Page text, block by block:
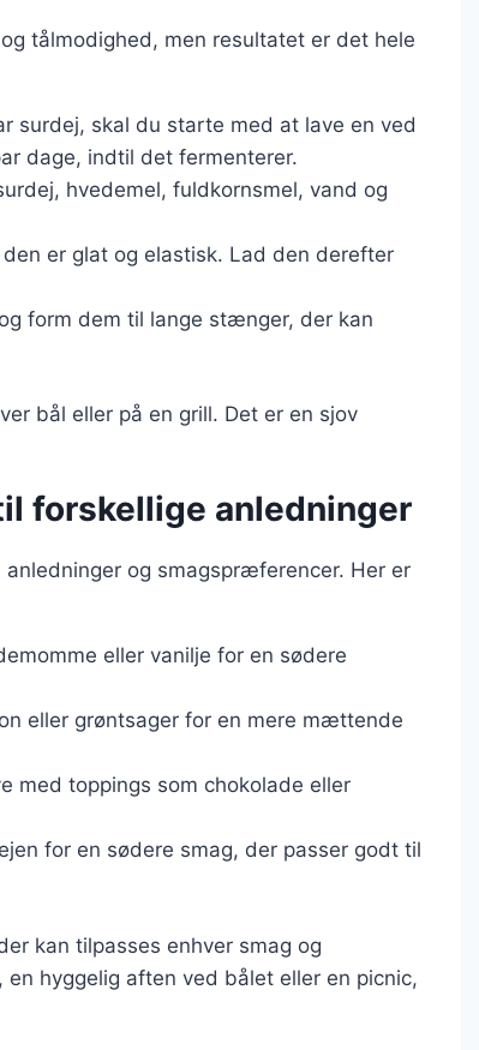
tålmodighed, men resultatet er det hele
surdej, skal du starte med at lave en ved
dage, indtil det fermenterer.
hvedemel, fuldkornsmel, vand og
er glat og elastisk. Lad den derefter
form dem til lange stænger, der kan
bål eller på en grill. Det er en sjov
forskellige anledninger
og smagspræferencer. Her er
eller vanilje for en sødere
eller grøntsager for en mere mættende
med toppings som chokolade eller
for en sødere smag, der passer godt til
kan tilpasses enhver smag og
hyggelig aften ved bålet eller en picnic,